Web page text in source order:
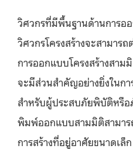
วิศวกรที่มีพื้นฐานด้านการอ
วิศวกรโครงสร้างจะสามาร
การออกแบบโครงสร้างสาม
จะมีส่วนสำคัญอย่างยิ่งในก
สำหรับผู้ประสบภัยพิบัติหรือ
พิมพ์ออกแบบสามมิติสามา
การสร้างที่อยู่อาศัยขนาดเล็